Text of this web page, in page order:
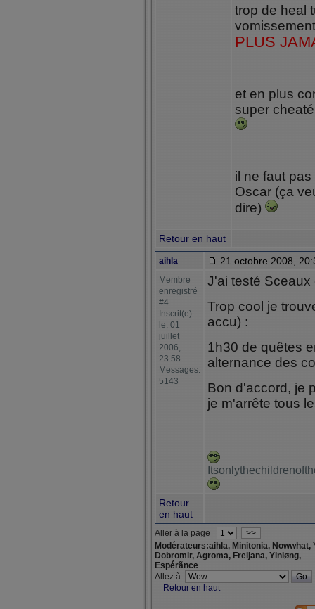
trop de heal
PLUS
et en plus
super
il ne faut
Oscar (ça
dire)
Retour en haut
aihla 21 octobre 2008,
Membre
enregistré
#4
Inscrit(e)
le: 01
juillet
2006,
23:58
Messages:
5143
J'ai testé Sceaux
Trop cool je
accu) :
1h30 de quêtes
alternance des
Bon d'accord, je
je m'arrête tous
Retour
en haut
Aller à la page
>>
Modérateurs:aihla, Minitonia, Nowwhat,
Dobromir, Agroma, Freijana, Yinløng,
Espérãnce
Allez à:
Retour en haut